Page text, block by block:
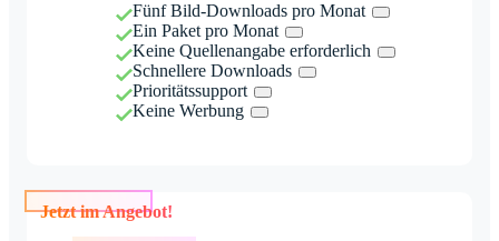
Fünf Bild-Downloads pro Monat
Ein Paket pro Monat
Keine Quellenangabe erforderlich
Schnellere Downloads
Prioritätssupport
Keine Werbung
Jetzt im Angebot!